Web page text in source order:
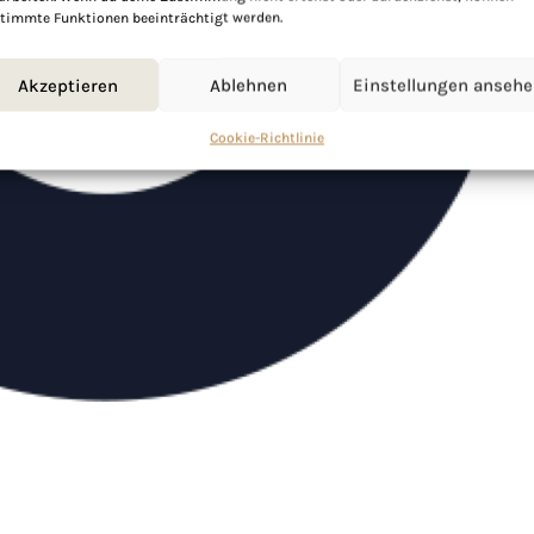
Funktionen beeinträchtigt werden.
Akzeptieren Ablehnen Einstellungen
Cookie-Richtlinie